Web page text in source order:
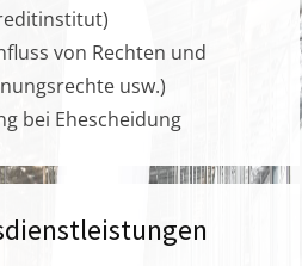
von Rechten und
usw.)
bei Ehescheidung